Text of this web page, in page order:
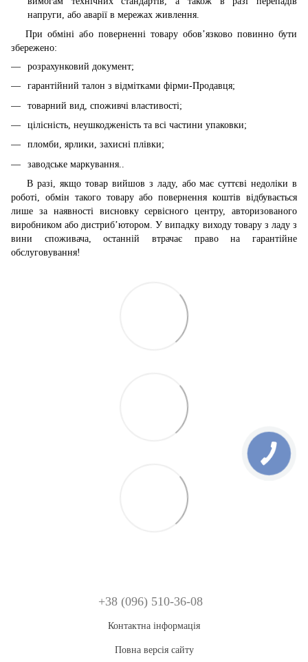
напруги, або аварії в мережах живлення.
При обміні або поверненні товару обов’язково повинно бути
збережено:
розрахунковий документ;
гарантійний талон з відмітками фірми-Продавця;
товарний вид, споживчі властивості;
цілісність, неушкодженість та всі частини упаковки;
пломби, ярлики, захисні плівки;
заводське маркування..
В разі, якщо товар вийшов з ладу, або має суттєві недоліки в
роботі, обмін такого товару або повернення коштів відбувається
лише за наявності висновку сервісного центру, авторизованого
виробником або дистриб’ютором. У випадку виходу товару з ладу з
вини споживача, останній втрачає право на гарантійне
обслуговування!
+38 (096) 510-36-08
Контактна інформація
Повна версія сайту